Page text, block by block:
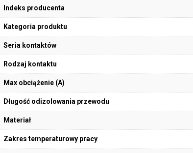
Indeks producenta
Kategoria produktu
Seria kontaktów
Rodzaj kontaktu
Max obciążenie (A)
Długość odizolowania przewodu
Materiał
Zakres temperaturowy pracy